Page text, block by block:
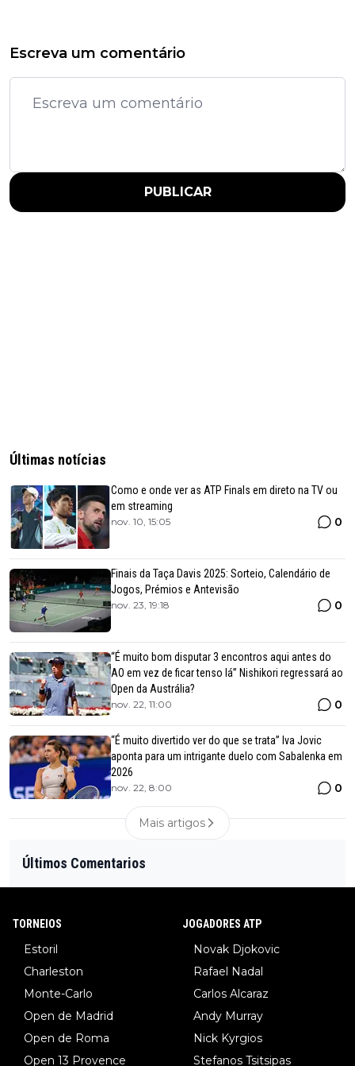
Escreva um comentário
PUBLICAR
Últimas notícias
Como e onde ver as ATP Finals em direto na TV ou
em streaming
nov. 10, 15:05 0
Finais da Taça Davis 2025: Sorteio, Calendário de
Jogos, Prémios e Antevisão
nov. 23, 19:18 0
“É muito bom disputar 3 encontros aqui antes do
AO em vez de ficar tenso lá” Nishikori regressará ao
Open da Austrália?
nov. 22, 11:00 0
“É muito divertido ver do que se trata” Iva Jovic
aponta para um intrigante duelo com Sabalenka em
2026
nov. 22, 8:00 0
Mais artigos
Últimos Comentarios
TORNEIOS
Estoril
Charleston
Monte-Carlo
Open de Madrid
Open de Roma
Open 13 Provence
JOGADORES ATP
Novak Djokovic
Rafael Nadal
Carlos Alcaraz
Andy Murray
Nick Kyrgios
Stefanos Tsitsipas